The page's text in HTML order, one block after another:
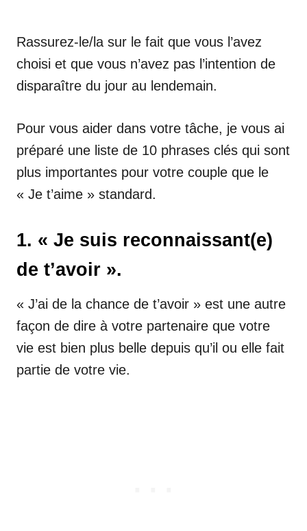
Rassurez-le/la sur le fait que vous l’avez
choisi et que vous n’avez pas l’intention de
disparaître du jour au lendemain.
Pour vous aider dans votre tâche, je vous ai
préparé une liste de 10 phrases clés qui sont
plus importantes pour votre couple que le
« Je t’aime » standard.
1. « Je suis reconnaissant(e)
de t’avoir ».
« J’ai de la chance de t’avoir » est une autre
façon de dire à votre partenaire que votre
vie est bien plus belle depuis qu’il ou elle fait
partie de votre vie.